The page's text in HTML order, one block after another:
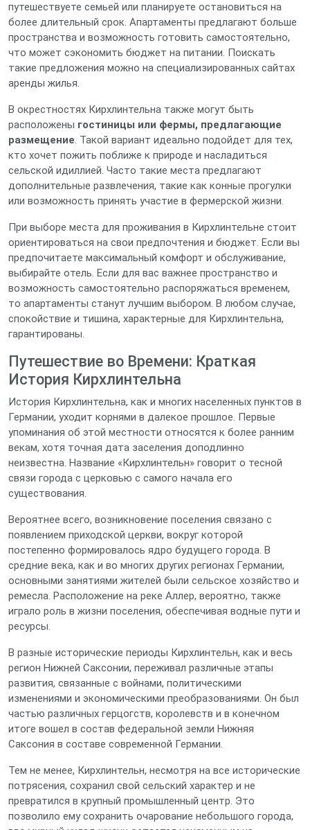
путешествуете семьей или планируете остановиться на
более длительный срок. Апартаменты предлагают больше
пространства и возможность готовить самостоятельно,
что может сэкономить бюджет на питании. Поискать
такие предложения можно на специализированных сайтах
аренды жилья.
В окрестностях Кирхлинтельна также могут быть
расположены гостиницы или фермы, предлагающие
размещение. Такой вариант идеально подойдет для тех,
кто хочет пожить поближе к природе и насладиться
сельской идиллией. Часто такие места предлагают
дополнительные развлечения, такие как конные прогулки
или возможность принять участие в фермерской жизни.
При выборе места для проживания в Кирхлинтельне стоит
ориентироваться на свои предпочтения и бюджет. Если вы
предпочитаете максимальный комфорт и обслуживание,
выбирайте отель. Если для вас важнее пространство и
возможность самостоятельно распоряжаться временем,
то апартаменты станут лучшим выбором. В любом случае,
спокойствие и тишина, характерные для Кирхлинтельна,
гарантированы.
Путешествие во Времени: Краткая
История Кирхлинтельна
История Кирхлинтельна, как и многих населенных пунктов в
Германии, уходит корнями в далекое прошлое. Первые
упоминания об этой местности относятся к более ранним
векам, хотя точная дата заселения доподлинно
неизвестна. Название «Кирхлинтельн» говорит о тесной
связи города с церковью с самого начала его
существования.
Вероятнее всего, возникновение поселения связано с
появлением приходской церкви, вокруг которой
постепенно формировалось ядро будущего города. В
средние века, как и во многих других регионах Германии,
основными занятиями жителей были сельское хозяйство и
ремесла. Расположение на реке Аллер, вероятно, также
играло роль в жизни поселения, обеспечивая водные пути и
ресурсы.
В разные исторические периоды Кирхлинтельн, как и весь
регион Нижней Саксонии, переживал различные этапы
развития, связанные с войнами, политическими
изменениями и экономическими преобразованиями. Он был
частью различных герцогств, королевств и в конечном
итоге вошел в состав федеральной земли Нижняя
Саксония в составе современной Германии.
Тем не менее, Кирхлинтельн, несмотря на все исторические
потрясения, сохранил свой сельский характер и не
превратился в крупный промышленный центр. Это
позволило ему сохранить очарование небольшого города,